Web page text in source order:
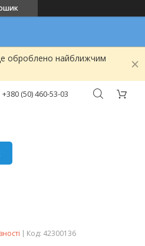
оброблено найближчим
+380 (50) 460-53-03
Код: 42300136